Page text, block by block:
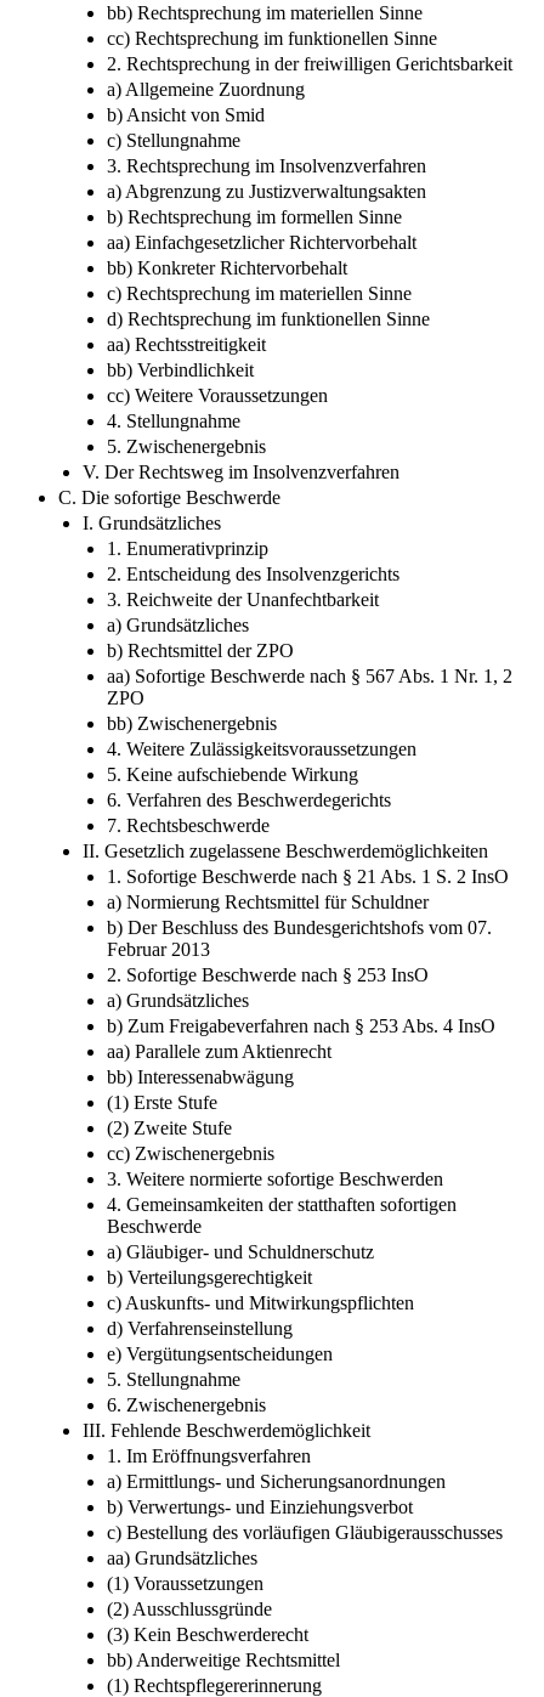
bb) Rechtsprechung im materiellen Sinne
cc) Rechtsprechung im funktionellen Sinne
2. Rechtsprechung in der freiwilligen Gerichtsbarkeit
a) Allgemeine Zuordnung
b) Ansicht von Smid
c) Stellungnahme
3. Rechtsprechung im Insolvenzverfahren
a) Abgrenzung zu Justizverwaltungsakten
b) Rechtsprechung im formellen Sinne
aa) Einfachgesetzlicher Richtervorbehalt
bb) Konkreter Richtervorbehalt
c) Rechtsprechung im materiellen Sinne
d) Rechtsprechung im funktionellen Sinne
aa) Rechtsstreitigkeit
bb) Verbindlichkeit
cc) Weitere Voraussetzungen
4. Stellungnahme
5. Zwischenergebnis
V. Der Rechtsweg im Insolvenzverfahren
C. Die sofortige Beschwerde
I. Grundsätzliches
1. Enumerativprinzip
2. Entscheidung des Insolvenzgerichts
3. Reichweite der Unanfechtbarkeit
a) Grundsätzliches
b) Rechtsmittel der ZPO
aa) Sofortige Beschwerde nach § 567 Abs. 1 Nr. 1, 2
ZPO
bb) Zwischenergebnis
4. Weitere Zulässigkeitsvoraussetzungen
5. Keine aufschiebende Wirkung
6. Verfahren des Beschwerdegerichts
7. Rechtsbeschwerde
II. Gesetzlich zugelassene Beschwerdemöglichkeiten
1. Sofortige Beschwerde nach § 21 Abs. 1 S. 2 InsO
a) Normierung Rechtsmittel für Schuldner
b) Der Beschluss des Bundesgerichtshofs vom 07.
Februar 2013
2. Sofortige Beschwerde nach § 253 InsO
a) Grundsätzliches
b) Zum Freigabeverfahren nach § 253 Abs. 4 InsO
aa) Parallele zum Aktienrecht
bb) Interessenabwägung
(1) Erste Stufe
(2) Zweite Stufe
cc) Zwischenergebnis
3. Weitere normierte sofortige Beschwerden
4. Gemeinsamkeiten der statthaften sofortigen
Beschwerde
a) Gläubiger- und Schuldnerschutz
b) Verteilungsgerechtigkeit
c) Auskunfts- und Mitwirkungspflichten
d) Verfahrenseinstellung
e) Vergütungsentscheidungen
5. Stellungnahme
6. Zwischenergebnis
III. Fehlende Beschwerdemöglichkeit
1. Im Eröffnungsverfahren
a) Ermittlungs- und Sicherungsanordnungen
b) Verwertungs- und Einziehungsverbot
c) Bestellung des vorläufigen Gläubigerausschusses
aa) Grundsätzliches
(1) Voraussetzungen
(2) Ausschlussgründe
(3) Kein Beschwerderecht
bb) Anderweitige Rechtsmittel
(1) Rechtspflegererinnerung